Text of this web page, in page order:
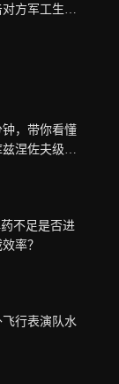
方军工生产
，带你看懂
涅佐夫级，
不足是否进
率？
行表演队水